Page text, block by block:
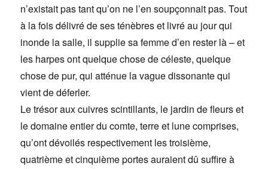
n’existait pas tant qu’on ne l’en soupçonnait pas. Tout
à la fois délivré de ses ténèbres et livré au jour qui
inonde la salle, il supplie sa femme d’en rester là – et
les harpes ont quelque chose de céleste, quelque
chose de pur, qui atténue la vague dissonante qui
vient de déferler.
Le trésor aux cuivres scintillants, le jardin de fleurs et
le domaine entier du comte, terre et lune comprises,
qu’ont dévoilés respectivement les troisième,
quatrième et cinquième portes auraient dû suffire à